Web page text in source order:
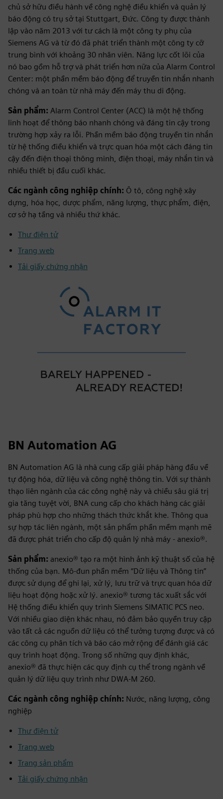
chủ sở hữu điều hành về công nghệ điều khiển và quản lý
báo động có trụ sở tại Stuttgart, Đức. Công ty được thành
lập vào năm 2013 với tư cách là một công ty phụ của
Siemens AG và từ đó đã phát triển thành một công ty cỡ
trung bình với khoảng 30 nhân viên. Năng lực cốt lõi của
nó bao gồm hỗ trợ và phát triển hơn nữa của Alarm Control
Center: một phần mềm báo động để truyền tin nhắn nhanh
chóng và an toàn từ nhà máy đến máy thu di động.
Sản phẩm: Alarm Control Center (ACC) là một hệ thống
linh hoạt để thông báo nhanh chóng và đáng tin cậy trong
trường hợp xảy ra lỗi. Phần mềm báo động truyền tin nhắn
từ hệ thống điều khiển và trực quan hóa một cách đáng tin
cậy đến điện thoại thông minh, điện thoại, máy nhắn tin và
nhiều thiết bị đầu cuối khác.
Các ngành công nghiệp chính: Ô tô, công nghệ xây
dựng, hóa học, dược phẩm, năng lượng, thực phẩm, điện,
cơ sở hạ tầng và nhiều thứ khác.
Thư điện tử
Trang web
Tải giấy chứng nhận
BN Automation AG
BN Automation AG là nhà cung cấp giải pháp hàng đầu về
tự động hóa, dữ liệu và công nghệ thông tin. Với sự thành
thạo liên ngành của các công nghệ này và chiều sâu giá trị
gia tăng tuyệt vời, BNA cung cấp cho khách hàng các giải
pháp phù hợp cho những thách thức khắt khe. Thông qua
sự hợp tác liên ngành, một sản phẩm phần mềm mạnh mẽ
đã được phát triển cho cấp độ quản lý nhà máy - anexio®.
Sản phẩm: anexio® tạo ra một hình ảnh kỹ thuật số của hệ
thống của bạn. Mô-đun phần mềm “Dữ liệu và Thông tin”
được sử dụng để ghi lại, xử lý, lưu trữ và trực quan hóa dữ
liệu hoạt động hoặc xử lý. anexio® tương tác xuất sắc với
Hệ thống điều khiển quy trình Siemens SIMATIC PCS neo.
Với nhiều giao diện khác nhau, nó đảm bảo quyền truy cập
vào tất cả các nguồn dữ liệu có thể tưởng tượng được và có
các công cụ phân tích và báo cáo mở rộng để đánh giá các
quy trình hoạt động. Trong số những quy định khác,
anexio® đã thực hiện các quy định cụ thể trong ngành về
quản lý dữ liệu quy trình như DWA-M 260.
Các ngành công nghiệp chính: Nước, năng lượng, công
nghiệp
Thư điện tử
Trang web
Trang sản phẩm
Tải giấy chứng nhận